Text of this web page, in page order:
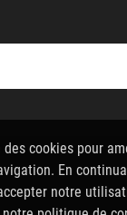
cookies pour
En
notre